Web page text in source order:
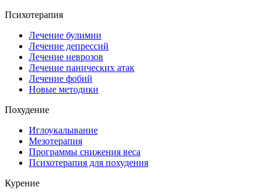
Психотерапия
Лечение булимии
Лечение депрессий
Лечение неврозов
Лечение панических атак
Лечение фобий
Новые методики
Похудение
Иглоукалывание
Мезотерапия
Программы снижения веса
Психотерапия для похудения
Курение